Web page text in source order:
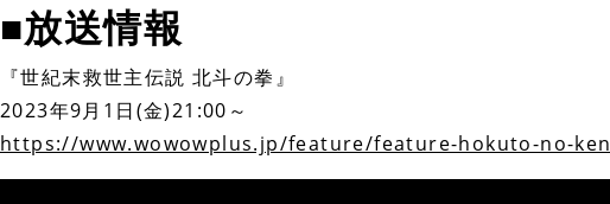
■放送情報
『世紀末救世主伝説 北斗の拳』
2023年9月1日(金)21:00～
https://www.wowowplus.jp/feature/feature-hokuto-no-ken